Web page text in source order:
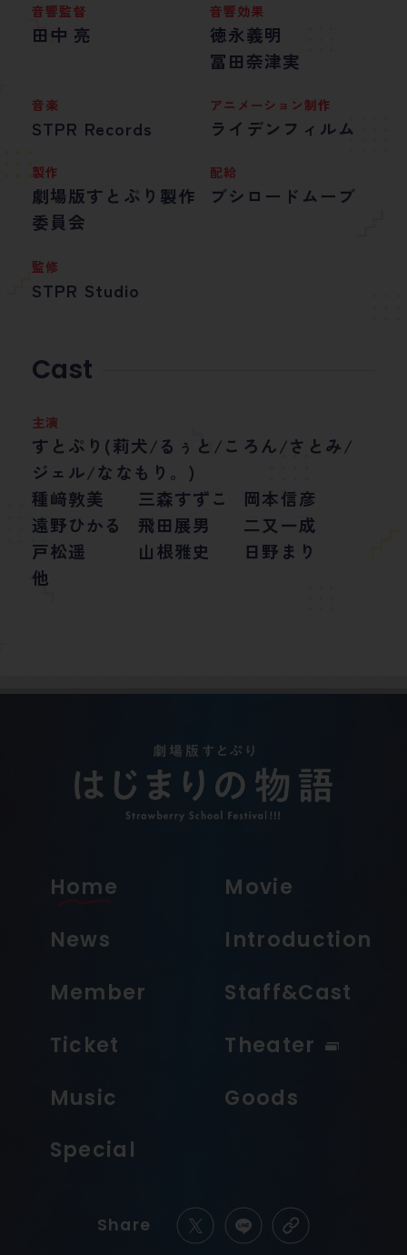
音響監督
田中 亮
音響効果
徳永義明
冨田奈津実
音楽
STPR Records
アニメーション制作
ライデンフィルム
製作
劇場版すとぷり製作
委員会
配給
ブシロードムーブ
監修
STPR Studio
Cast
主演
すとぷり(莉犬/るぅと/ころん/さとみ/
ジェル/ななもり。)
種﨑敦美
三森すずこ
岡本信彦
遠野ひかる
飛田展男
二又一成
戸松遥
山根雅史
日野まり
他
Home
Movie
News
Introduction
Member
Staff&Cast
Ticket
Theater
Music
Goods
Special
Share